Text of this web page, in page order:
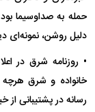
حمله به صداوسیما
دلیل روشن، نمونه‌ای
• روزنامه شرق در
خانواده و شرق هرچه
رسانه در پشتیبانی از